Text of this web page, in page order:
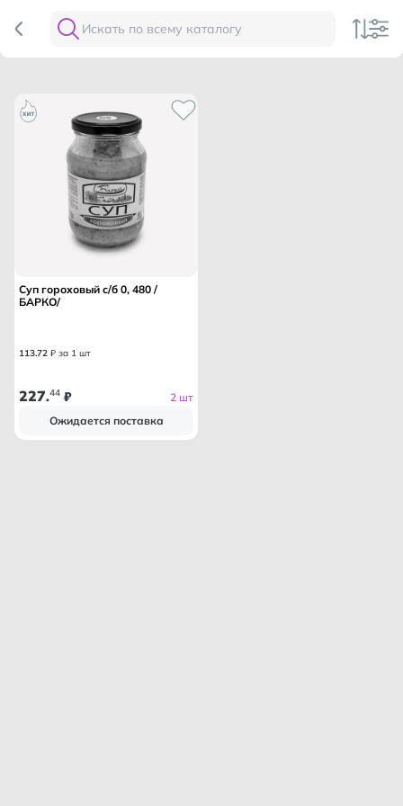
Суп гороховый с/б 0, 480 /
БАРКО/
113.72 ₽ за 1 шт
227.44 ₽
2 шт
Ожидается поставка